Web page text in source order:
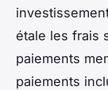
étale les frais
paiements
paiements